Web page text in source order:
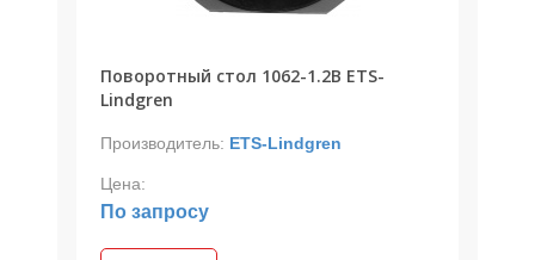
Поворотный стол 1062-1.2B ETS-
Lindgren
Производитель: ETS-Lindgren
Цена:
По запросу